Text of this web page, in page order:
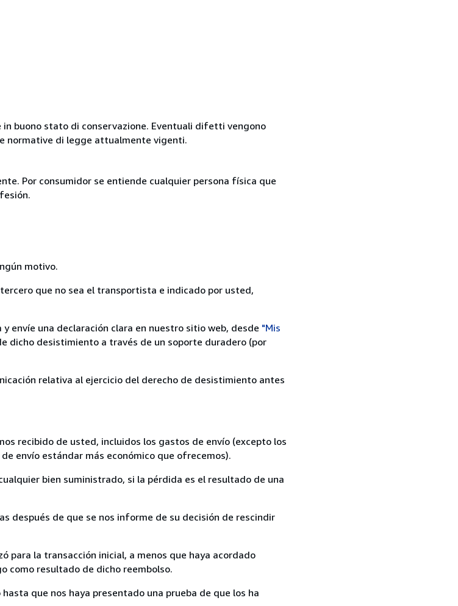
buono stato di conservazione. Eventuali difetti vengono
normative di legge attualmente vigenti.
Por consumidor se entiende cualquier persona física que
motivo.
que no sea el transportista e indicado por usted,
envíe una declaración clara en nuestro sitio web, desde "Mis
dicho desistimiento a través de un soporte duradero (por
relativa al ejercicio del derecho de desistimiento antes
recibido de usted, incluidos los gastos de envío (excepto los
envío estándar más económico que ofrecemos).
bien suministrado, si la pérdida es el resultado de una
después de que se nos informe de su decisión de rescindir
para la transacción inicial, a menos que haya acordado
como resultado de dicho reembolso.
que nos haya presentado una prueba de que los ha